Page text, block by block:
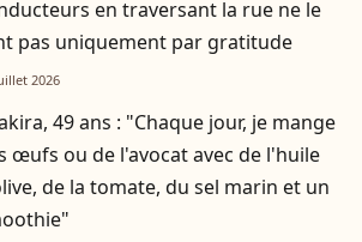
en traversant la rue ne le
pas uniquement par gratitude
2026
49 ans : "Chaque jour, je mange
œufs ou de l'avocat avec de l'huile
de la tomate, du sel marin et un